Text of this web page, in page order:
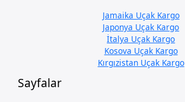
Jamaika Uçak Kargo
Japonya Uçak Kargo
İtalya Uçak Kargo
Kosova Uçak Kargo
Kırgızistan Uçak Kargo
Sayfalar